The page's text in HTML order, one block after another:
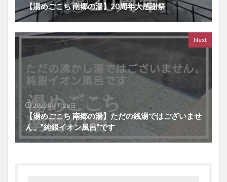
【湯めごこち 南郷の湯】20周年大感謝祭
Next
2022年7月28日
【湯めごこち 南郷の湯】ただの銭湯ではございませ
ん。”純銀イオン風呂”です